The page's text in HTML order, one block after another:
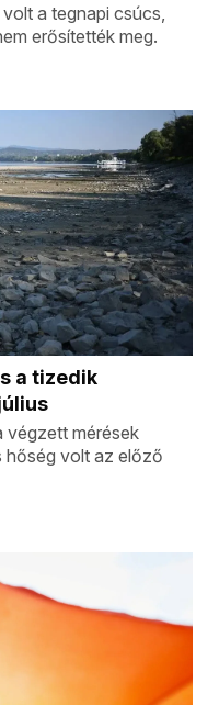
a tegnapi csúcs,
erősítették meg.
a tizedik
végzett mérések
hőség volt az előző